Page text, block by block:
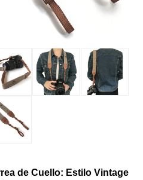
de Cuello: Estilo Vintage